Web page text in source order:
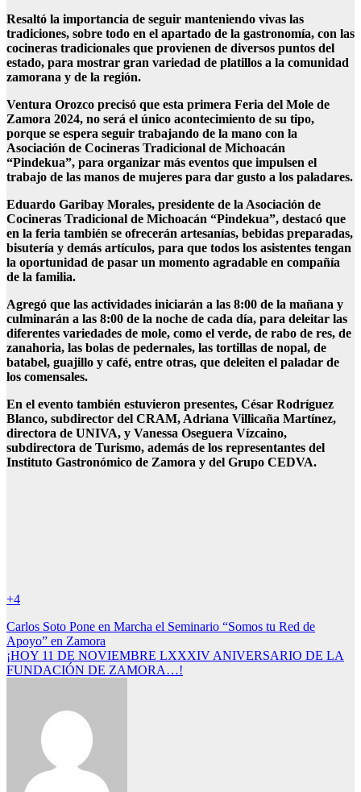
Resaltó la importancia de seguir manteniendo vivas las
tradiciones, sobre todo en el apartado de la gastronomía, con las
cocineras tradicionales que provienen de diversos puntos del
estado, para mostrar gran variedad de platillos a la comunidad
zamorana y de la región.
Ventura Orozco precisó que esta primera Feria del Mole de
Zamora 2024, no será el único acontecimiento de su tipo,
porque se espera seguir trabajando de la mano con la
Asociación de Cocineras Tradicional de Michoacán
“Pindekua”, para organizar más eventos que impulsen el
trabajo de las manos de mujeres para dar gusto a los paladares.
Eduardo Garibay Morales, presidente de la Asociación de
Cocineras Tradicional de Michoacán “Pindekua”, destacó que
en la feria también se ofrecerán artesanías, bebidas preparadas,
bisutería y demás artículos, para que todos los asistentes tengan
la oportunidad de pasar un momento agradable en compañía
de la familia.
Agregó que las actividades iniciarán a las 8:00 de la mañana y
culminarán a las 8:00 de la noche de cada día, para deleitar las
diferentes variedades de mole, como el verde, de rabo de res, de
zanahoria, las bolas de pedernales, las tortillas de nopal, de
batabel, guajillo y café, entre otras, que deleiten el paladar de
los comensales.
En el evento también estuvieron presentes, César Rodríguez
Blanco, subdirector del CRAM, Adriana Villicaña Martínez,
directora de UNIVA, y Vanessa Oseguera Vízcaino,
subdirectora de Turismo, además de los representantes del
Instituto Gastronómico de Zamora y del Grupo CEDVA.
+4
Navegación
de
entradas
Carlos Soto Pone en Marcha el Seminario “Somos tu Red de
Apoyo” en Zamora
¡HOY 11 DE NOVIEMBRE LXXXIV ANIVERSARIO DE LA
FUNDACIÓN DE ZAMORA…!